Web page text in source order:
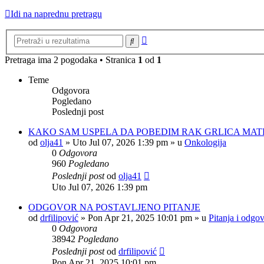
Idi na naprednu pretragu
Pretraga
Pretraga ima 2 pogodaka • Stranica 1 od 1
Teme
Odgovora
Pogledano
Poslednji post
KAKO SAM USPELA DA POBEDIM RAK GRLICA
od olja41 » Uto Jul 07, 2026 1:39 pm » u Onkologija
0 Odgovora
960 Pogledano
Poslednji postod olja41
Uto Jul 07, 2026 1:39 pm
ODGOVOR NA POSTAVLJENO PITANJE
od drfilipović » Pon Apr 21, 2025 10:01 pm » u Pitanja i
0 Odgovora
38942 Pogledano
Poslednji postod drfilipović